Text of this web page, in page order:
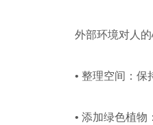
外部环境对人
• 整理空间：保
• 添加绿色植